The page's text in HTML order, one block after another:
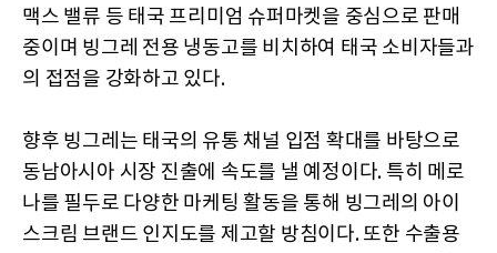
맥스 밸류 등 태국 프리미엄 슈퍼마켓을 중심으로 판매
중이며 빙그레 전용 냉동고를 비치하여 태국 소비자들과
의 접점을 강화하고 있다.
향후 빙그레는 태국의 유통 채널 입점 확대를 바탕으로
동남아시아 시장 진출에 속도를 낼 예정이다. 특히 메로
나를 필두로 다양한 마케팅 활동을 통해 빙그레의 아이
스크림 브랜드 인지도를 제고할 방침이다. 또한 수출용